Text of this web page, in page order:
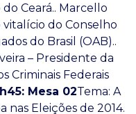
Ceará.. Marcello
do Conselho
do Brasil (OAB)..
– Presidente da
Criminais Federais
Mesa 02Tema: A
nas Eleições de 2014.